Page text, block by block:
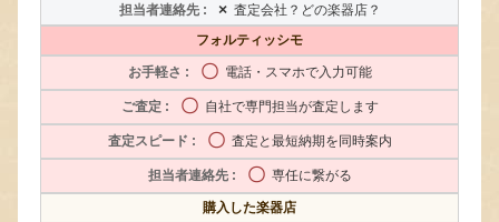
× 査定会社？どの楽器店？
フォルティッシモ
〇 電話・スマホで入力可能
〇 自社で専門担当が査定します
〇 査定と最短納期を同時案内
〇 専任に繋がる
購入した楽器店